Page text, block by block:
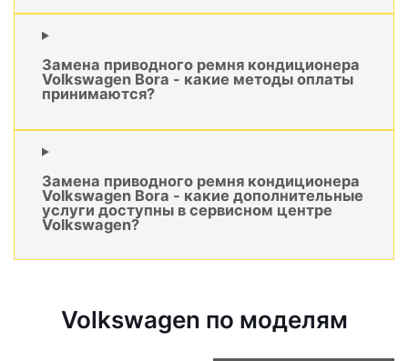
Замена приводного ремня кондиционера
Volkswagen Bora - какие методы оплаты
принимаются?
Замена приводного ремня кондиционера
Volkswagen Bora - какие дополнительные
услуги доступны в сервисном центре
Volkswagen?
Volkswagen по моделям